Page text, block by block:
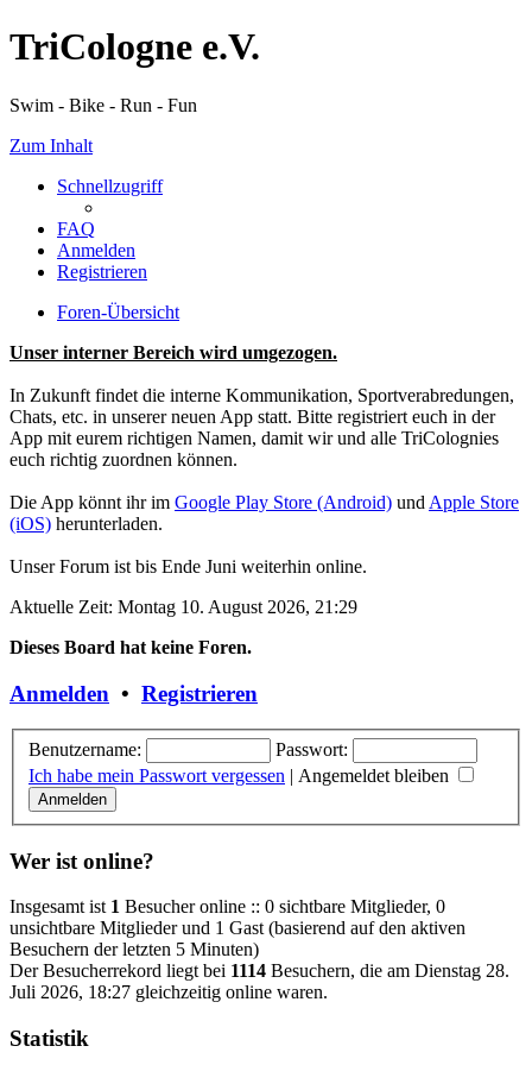
TriCologne e.V.
Swim - Bike - Run - Fun
Zum Inhalt
Schnellzugriff
FAQ
Anmelden
Registrieren
Foren-Übersicht
Unser interner Bereich wird umgezogen.
In Zukunft findet die interne Kommunikation, Sportverabredungen,
Chats, etc. in unserer neuen App statt. Bitte registriert euch in der
App mit eurem richtigen Namen, damit wir und alle TriColognies
euch richtig zuordnen können.
Die App könnt ihr im Google Play Store (Android) und Apple Store
(iOS) herunterladen.
Unser Forum ist bis Ende Juni weiterhin online.
Aktuelle Zeit: Montag 10. August 2026, 21:29
Dieses Board hat keine Foren.
Anmelden • Registrieren
Benutzername:
Passwort:
Ich habe mein Passwort vergessen | Angemeldet bleiben
Wer ist online?
Insgesamt ist 1 Besucher online :: 0 sichtbare Mitglieder, 0
unsichtbare Mitglieder und 1 Gast (basierend auf den aktiven
Besuchern der letzten 5 Minuten)
Der Besucherrekord liegt bei 1114 Besuchern, die am Dienstag 28.
Juli 2026, 18:27 gleichzeitig online waren.
Statistik